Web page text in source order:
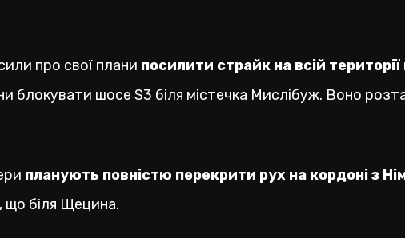
про свої плани посилити страйк на всій території
блокувати шосе S3 біля містечка Мислібуж. Воно
планують повністю перекрити рух на кордоні з
що біля Щецина.